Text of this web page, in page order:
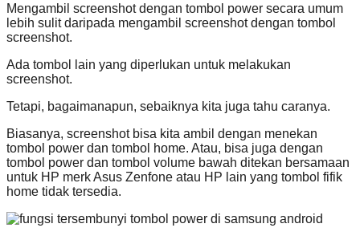
Mengambil screenshot dengan tombol power secara umum
lebih sulit daripada mengambil screenshot dengan tombol
screenshot.
Ada tombol lain yang diperlukan untuk melakukan
screenshot.
Tetapi, bagaimanapun, sebaiknya kita juga tahu caranya.
Biasanya, screenshot bisa kita ambil dengan menekan
tombol power dan tombol home. Atau, bisa juga dengan
tombol power dan tombol volume bawah ditekan bersamaan
untuk HP merk Asus Zenfone atau HP lain yang tombol fifik
home tidak tersedia.